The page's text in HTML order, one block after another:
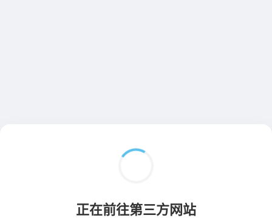
正在前往第三方网站